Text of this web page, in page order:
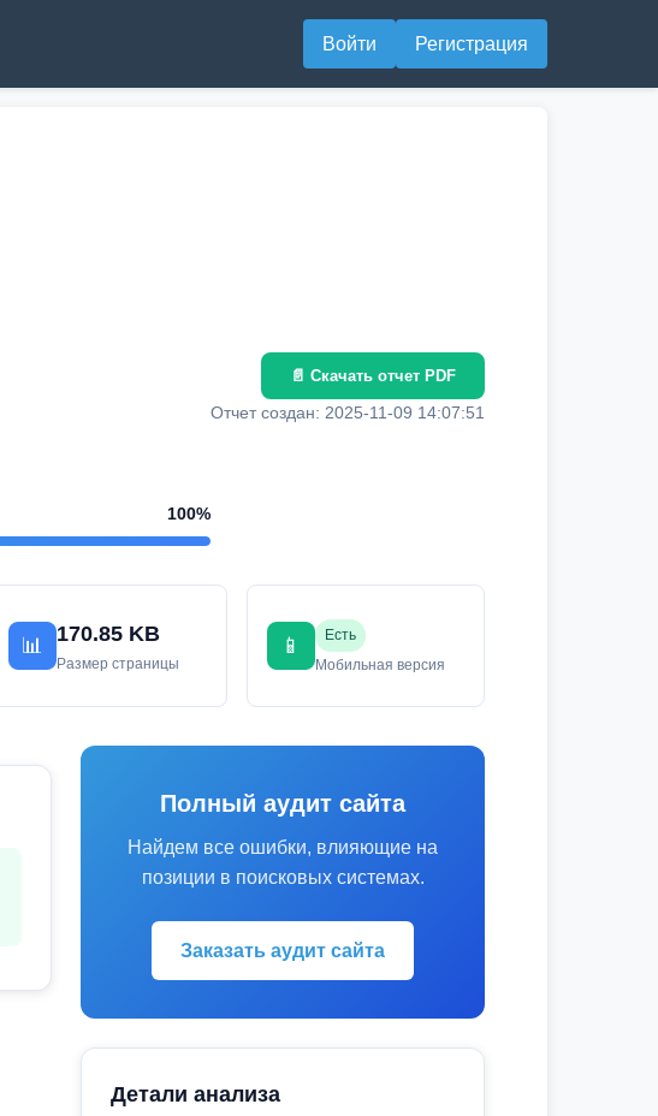
Войти Регистрация
100%
📄 Скачать отчет PDF
Отчет создан: 2025-11-09 14:07:51
📊
170.85 KB
Размер страницы
📱
Есть
Мобильная версия
Полный аудит сайта
Найдем все ошибки, влияющие на
позиции в поисковых системах.
Заказать аудит сайта
Детали анализа